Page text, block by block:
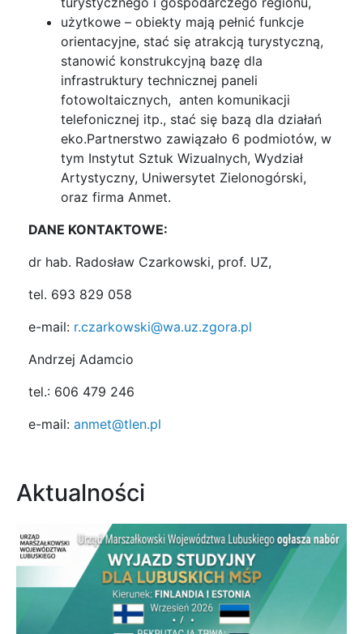
użytkowe – obiekty mają pełnić funkcje
orientacyjne, stać się atrakcją turystyczną,
stanowić konstrukcyjną bazę dla
infrastruktury technicznej paneli
fotowoltaicznych, anten komunikacji
telefonicznej itp., stać się bazą dla działań
eko.Partnerstwo zawiązało 6 podmiotów, w
tym Instytut Sztuk Wizualnych, Wydział
Artystyczny, Uniwersytet Zielonogórski,
oraz firma Anmet.
DANE KONTAKTOWE:
dr hab. Radosław Czarkowski, prof. UZ,
tel. 693 829 058
e-mail: r.czarkowski@wa.uz.zgora.pl
Andrzej Adamcio
tel.: 606 479 246
e-mail: anmet@tlen.pl
Aktualności